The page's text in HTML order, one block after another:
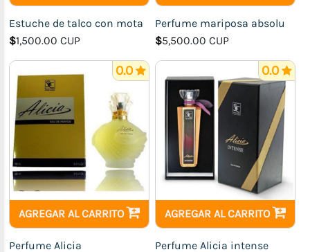
p/damas
Sandalias
plana
para
mujer
Calzado
para
Practicas
y
chancletas
p/m
Accesorios
Estuche de talco con mota
$1,500.00 CUP
Perfume mariposa absolu
$5,500.00 CUP
AGREGAR AL CARRITO
0.0
Perfume Alicia
AGREGAR AL CARRITO
0.0
Perfume Alicia intense